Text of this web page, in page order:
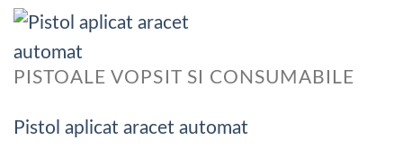
PISTOALE VOPSIT SI CONSUMABILE
Pistol aplicat aracet automat